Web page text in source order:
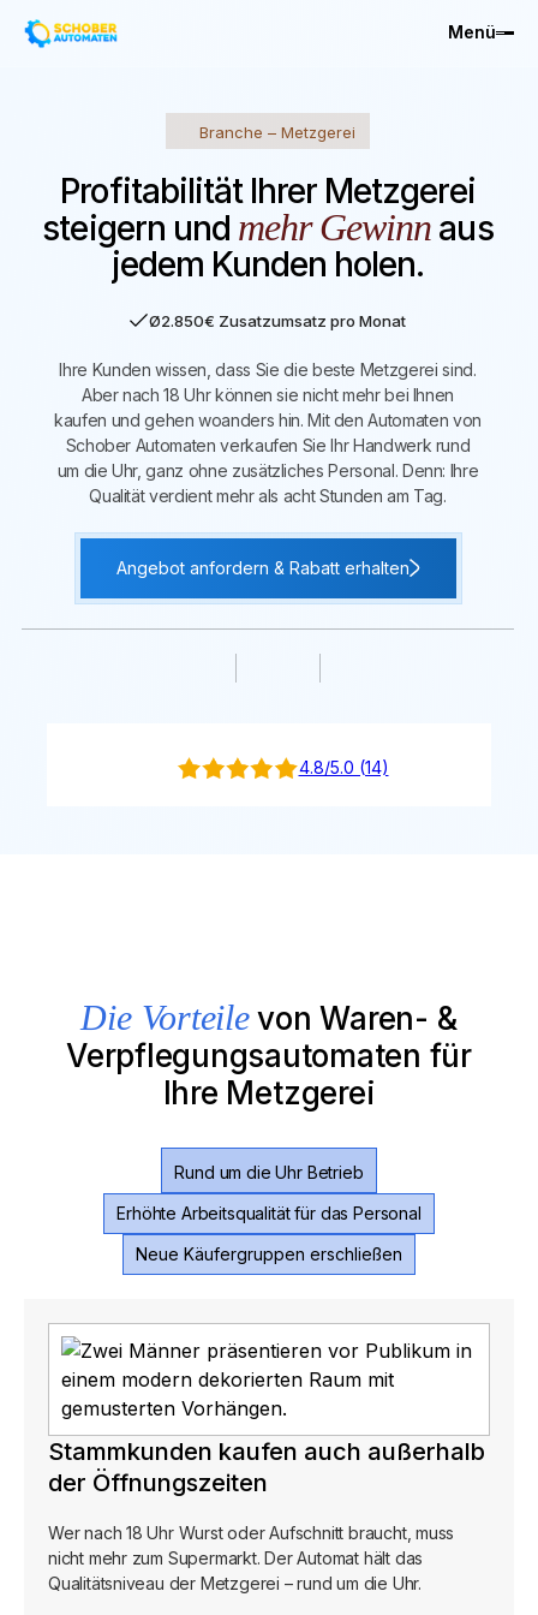
Menü
Branche – Metzgerei
Profitabilität Ihrer Metzgerei
steigern und mehr Gewinn aus
jedem Kunden holen.
Ø2.850€ Zusatzumsatz pro Monat
Ihre Kunden wissen, dass Sie die beste Metzgerei sind.
Aber nach 18 Uhr können sie nicht mehr bei Ihnen
kaufen und gehen woanders hin. Mit den Automaten von
Schober Automaten verkaufen Sie Ihr Handwerk rund
um die Uhr, ganz ohne zusätzliches Personal. Denn: Ihre
Qualität verdient mehr als acht Stunden am Tag.
Angebot anfordern & Rabatt erhalten
4.8/5.0 (14)
Die Vorteilevon Waren- &
Verpflegungsautomaten für
Ihre Metzgerei
Rund um die Uhr Betrieb
Erhöhte Arbeitsqualität für das Personal
Neue Käufergruppen erschließen
Stammkunden kaufen auch außerhalb
der Öffnungszeiten
Wer nach 18 Uhr Wurst oder Aufschnitt braucht, muss
nicht mehr zum Supermarkt. Der Automat hält das
Qualitätsniveau der Metzgerei – rund um die Uhr.